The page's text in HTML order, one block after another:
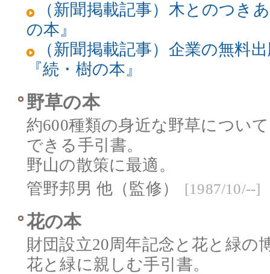
（新聞掲載記事）木とのつき
の本』
（新聞掲載記事）企業の無料
『続・樹の本』
野草の本
約600種類の身近な野草につい
できる手引書。
野山の散策に最適。
管野邦男 他（監修）
[1987/10/--]
花の本
財団設立20周年記念と花と緑の
花と緑に親しむ手引書。